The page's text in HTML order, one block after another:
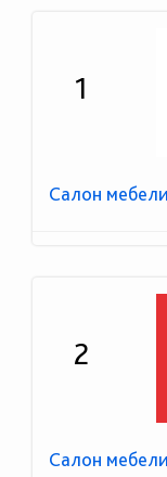
1
Салон
2
Салон